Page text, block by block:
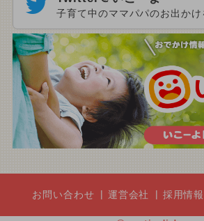
子育て中のママパパのお出かけ
お問い合わせ 運営会社 採用情報